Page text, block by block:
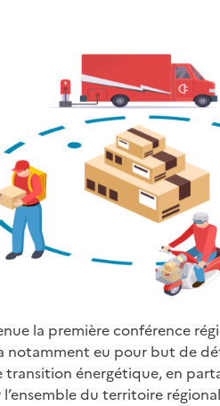
la première conférence
notamment eu pour but de
énergétique, en
du territoire